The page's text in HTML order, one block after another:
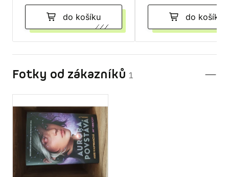
do košíku do košíku
Fotky od zákazníků 1